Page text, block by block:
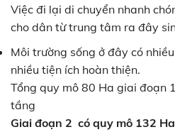
Việc đi lại di chuyển nhanh
cho dân từ trung tâm ra đây
Môi trường sống ở đây có
nhiều tiện ích hoàn thiện.
Tổng quy mô 80 Ha giai đoạn
tầng
Giai đoạn 2 có quy mô 132 Ha